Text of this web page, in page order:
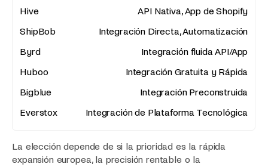
API Nativa, App de Shopify
Integración Directa, Automatización
Integración fluida API/App
Integración Gratuita y Rápida
Integración Preconstruida
Integración de Plataforma Tecnológica
La elección depende de si la prioridad es la rápida
expansión europea, la precisión rentable o la